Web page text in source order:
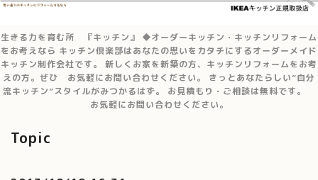
生きる力を育む所 『キッチン』 ◆オーダーキッチン・キッチンリフォーム
をお考えなら キッチン倶楽部はあなたの思いをカタチにするオーダーメイド
キッチン制作会社です。 新しくお家を新築の方、キッチンリフォームをお考
えの方。ぜひ お気軽にお問い合わせください。 きっとあなたらしい”自分
流キッチン”スタイルがみつかるはず。 お見積もり・ご相談は無料です。
お気軽にお問い合わせください。
Topic